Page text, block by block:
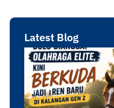
Latest Blog